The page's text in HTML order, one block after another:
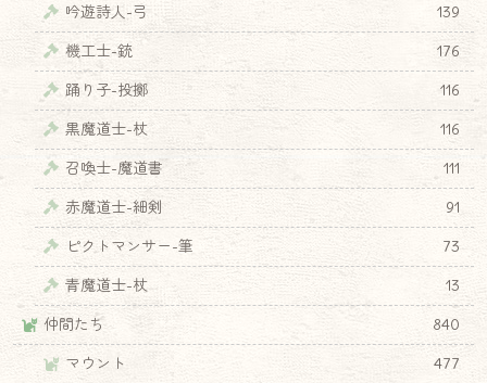
吟遊詩人-弓
139
機工士-銃
176
踊り子-投擲
116
黒魔道士-杖
116
召喚士-魔道書
111
赤魔道士-細剣
91
ピクトマンサー-筆
73
青魔道士-杖
13
仲間たち
840
マウント
477